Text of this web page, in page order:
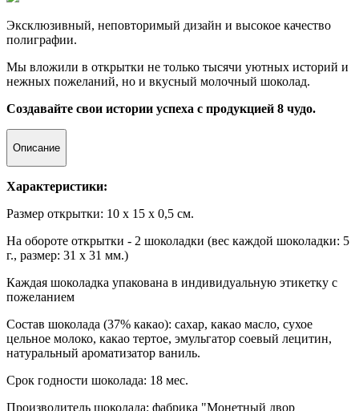
Эксклюзивный, неповторимый дизайн и высокое качество
полиграфии.
Мы вложили в открытки не только тысячи уютных историй и
нежных пожеланий, но и вкусный молочный шоколад.
Создавайте свои истории успеха с продукцией 8 чудо.
Описание
Характеристики:
Размер открытки: 10 х 15 х 0,5 см.
На обороте открытки - 2 шоколадки (вес каждой шоколадки: 5
г., размер: 31 х 31 мм.)
Каждая шоколадка упакована в индивидуальную этикетку с
пожеланием
Состав шоколада (37% какао): сахар, какао масло, сухое
цельное молоко, какао тертое, эмульгатор соевый лецитин,
натуральный ароматизатор ваниль.
Срок годности шоколада: 18 мес.
Производитель шоколада: фабрика "Монетный двор